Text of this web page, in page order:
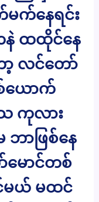
က်နေရင်း
ထထိုင်နေ
လင်တော်
ယောက်
ကုလား
ာဖြစ်နေ
ောင်တစ်
ယ် မထင်